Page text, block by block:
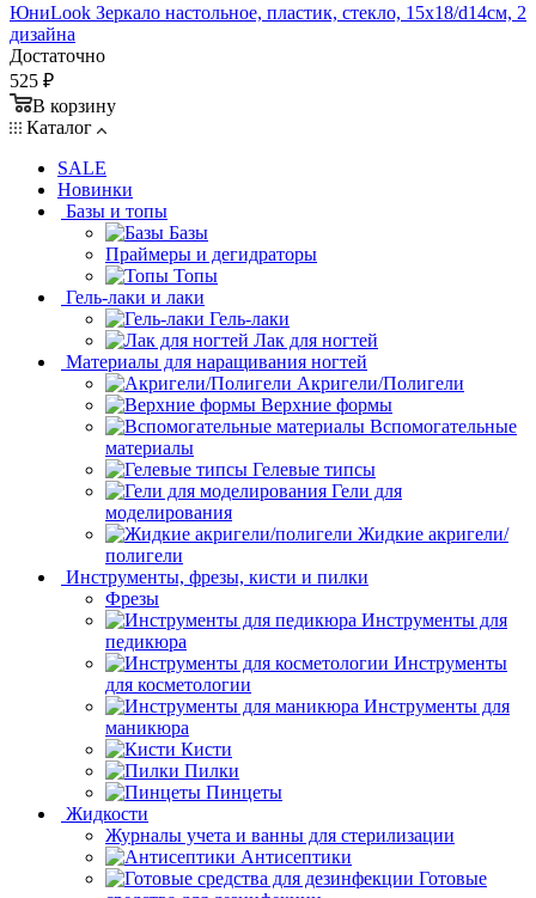
ЮниLook Зеркало настольное, пластик, стекло, 15x18/d14см, 2
дизайна
Достаточно
525 ₽
В корзину
Каталог
SALE
Новинки
Базы и топы
Базы
Праймеры и дегидраторы
Топы
Гель-лаки и лаки
Гель-лаки
Лак для ногтей
Материалы для наращивания ногтей
Акригели/Полигели
Верхние формы
Вспомогательные
материалы
Гелевые типсы
Гели для
моделирования
Жидкие акригели/
полигели
Инструменты, фрезы, кисти и пилки
Фрезы
Инструменты для
педикюра
Инструменты
для косметологии
Инструменты для
маникюра
Кисти
Пилки
Пинцеты
Жидкости
Журналы учета и ванны для стерилизации
Антисептики
Готовые